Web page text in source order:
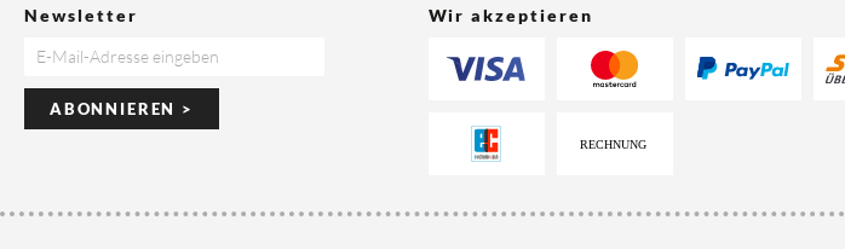
Newsletter
ABONNIEREN >
Wir akzeptieren